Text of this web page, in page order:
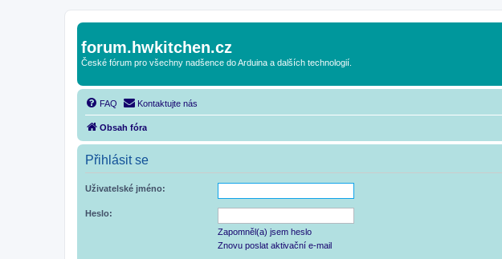
forum.hwkitchen.cz
České fórum pro všechny nadšence do Arduina a dalších technologií.
FAQ Kontaktujte nás
Obsah fóra
Přihlásit se
Uživatelské jméno:
Heslo:
Zapomněl(a) jsem heslo
Znovu poslat aktivační e-mail